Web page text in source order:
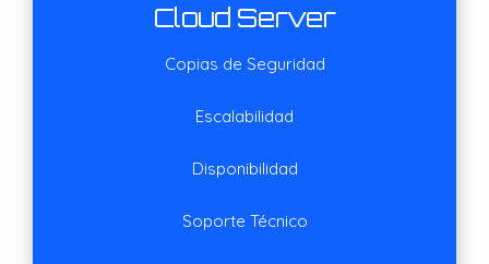
Cloud Server
Copias de Seguridad
Escalabilidad
Disponibilidad
Soporte Técnico